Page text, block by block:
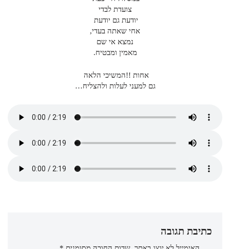
צועדת לבדי
יודעת גם יודעת
אחי שאתה בעדי,
נמצא אי שם
מאמין ומבטיח.
אחות !!המשיכי הלאה
גם למעני לעלות ולהצליח…
כתיבת תגובה